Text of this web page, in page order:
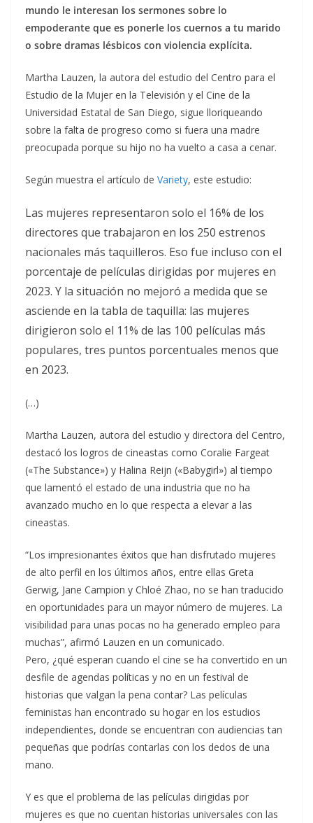
mundo le interesan los sermones sobre lo
empoderante que es ponerle los cuernos a tu marido
o sobre dramas lésbicos con violencia explícita.
Martha Lauzen, la autora del estudio del Centro para el
Estudio de la Mujer en la Televisión y el Cine de la
Universidad Estatal de San Diego, sigue lloriqueando
sobre la falta de progreso como si fuera una madre
preocupada porque su hijo no ha vuelto a casa a cenar.
Según muestra el artículo de Variety, este estudio:
Las mujeres representaron solo el 16% de los
directores que trabajaron en los 250 estrenos
nacionales más taquilleros. Eso fue incluso con el
porcentaje de películas dirigidas por mujeres en
2023. Y la situación no mejoró a medida que se
asciende en la tabla de taquilla: las mujeres
dirigieron solo el 11% de las 100 películas más
populares, tres puntos porcentuales menos que
en 2023.
(…)
Martha Lauzen, autora del estudio y directora del Centro,
destacó los logros de cineastas como Coralie Fargeat
(«The Substance») y Halina Reijn («Babygirl») al tiempo
que lamentó el estado de una industria que no ha
avanzado mucho en lo que respecta a elevar a las
cineastas.
“Los impresionantes éxitos que han disfrutado mujeres
de alto perfil en los últimos años, entre ellas Greta
Gerwig, Jane Campion y Chloé Zhao, no se han traducido
en oportunidades para un mayor número de mujeres. La
visibilidad para unas pocas no ha generado empleo para
muchas”, afirmó Lauzen en un comunicado.
Pero, ¿qué esperan cuando el cine se ha convertido en un
desfile de agendas políticas y no en un festival de
historias que valgan la pena contar? Las películas
feministas han encontrado su hogar en los estudios
independientes, donde se encuentran con audiencias tan
pequeñas que podrías contarlas con los dedos de una
mano.
Y es que el problema de las películas dirigidas por
mujeres es que no cuentan historias universales con las